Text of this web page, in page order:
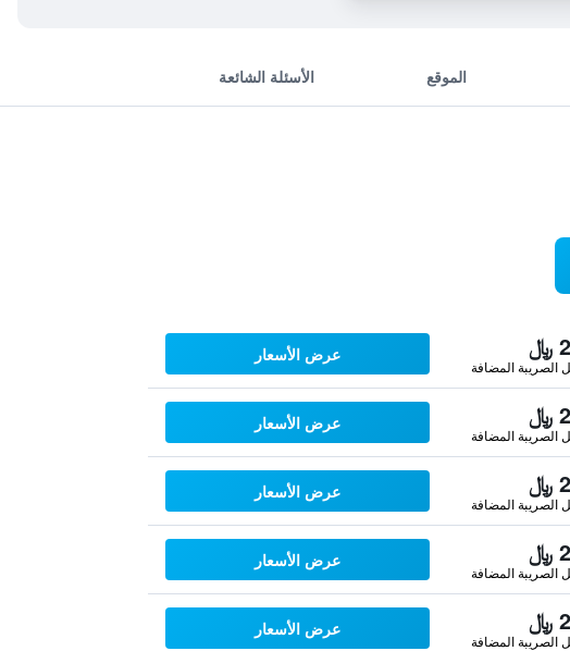
الموقع الأسئلة الشائعة
الصريبة المضافة
عرض الأسعار
الصريبة المضافة
عرض الأسعار
الصريبة المضافة
عرض الأسعار
الصريبة المضافة
عرض الأسعار
الصريبة المضافة
عرض الأسعار